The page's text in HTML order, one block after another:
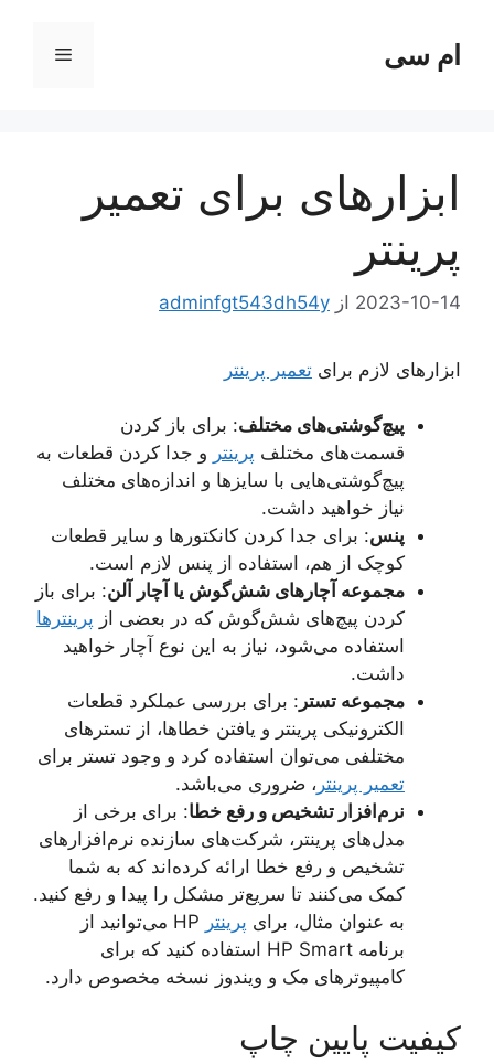
محتواام سی فهرست
ابزارهای برای تعمیر
پرینتر
2023-10-14 از adminfgt543dh54y
ابزارهای لازم برای تعمیر پرینتر
پیچ‌گوشتی‌های مختلف: برای باز کردن
قسمت‌های مختلف پرینتر و جدا کردن قطعات به
پیچ‌گوشتی‌هایی با سایزها و اندازه‌های مختلف
نیاز خواهید داشت.
پنس: برای جدا کردن کانکتورها و سایر قطعات
کوچک از هم، استفاده از پنس لازم است.
مجموعه آچارهای شش‌گوش یا آچار آلن: برای باز
کردن پیچ‌های شش‌گوش که در بعضی از پرینترها
استفاده می‌شود، نیاز به این نوع آچار خواهید
داشت.
مجموعه تستر : برای بررسی عملکرد قطعات
الکترونیکی پرینتر و یافتن خطاها، از تسترهای
مختلفی می‌توان استفاده کرد و وجود تستر برای
تعمیر پرینتر ، ضروری می‌باشد.
نرم‌افزار تشخیص و رفع خطا: برای برخی از
مدل‌های پرینتر، شرکت‌های سازنده نرم‌افزارهای
تشخیص و رفع خطا ارائه کرده‌اند که به شما
کمک می‌کنند تا سریع‌تر مشکل را پیدا و رفع کنید.
به عنوان مثال، برای پرینتر
HP می‌توانید از
برنامه HP Smart استفاده کنید که برای
کامپیوترهای مک و ویندوز نسخه مخصوص دارد.
کیفیت پایین چاپ